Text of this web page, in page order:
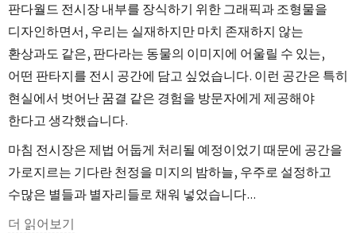
판다월드 전시장 내부를 장식하기 위한 그래픽과 조형물을
디자인하면서, 우리는 실재하지만 마치 존재하지 않는
환상과도 같은, 판다라는 동물의 이미지에 어울릴 수 있는,
어떤 판타지를 전시 공간에 담고 싶었습니다. 이런 공간은 특히
현실에서 벗어난 꿈결 같은 경험을 방문자에게 제공해야
한다고 생각했습니다.
마침 전시장은 제법 어둡게 처리될 예정이었기 때문에 공간을
가로지르는 기다란 천정을 미지의 밤하늘, 우주로 설정하고
수많은 별들과 별자리들로 채워 넣었습니다...
판다월드 전시장 내부를 장식하기 위한 그래픽과 조형물을 디
더 읽어보기